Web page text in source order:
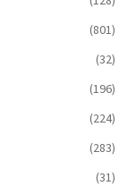
(801)
(32)
(196)
(224)
(283)
(31)